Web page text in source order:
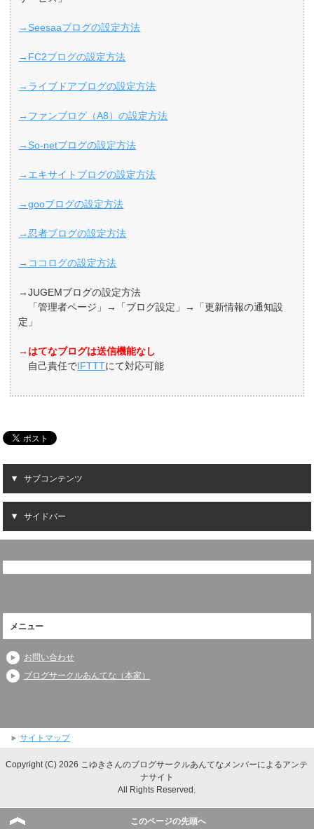
→Seesaaブログの設定方法
→FC2ブログの設定方法
→ライブドアブログの設定方法
→ファンブログ（A8）の設定方法
→So-netブログの設定方法
→エキサイトブログの設定方法
→gooブログの設定方法
→忍者ブログの設定方法
→ココログの設定方法
→JUGEMブログの設定方法
「管理者ページ」→「ブログ設定」→「更新情報の通知設
定」
→はてなブログは送信機能なし
自己責任でIFTTTにて対応可能
サブコンテンツ
サイドバー
メニュー
お問い合わせ
ブログサークルあんてな（本家）
サイトマップ
Copyright (C) 2026 こゆきさんのブログサークルあんてなメンバーによるアンテ
ナサイト
All Rights Reserved.
このページの先頭へ